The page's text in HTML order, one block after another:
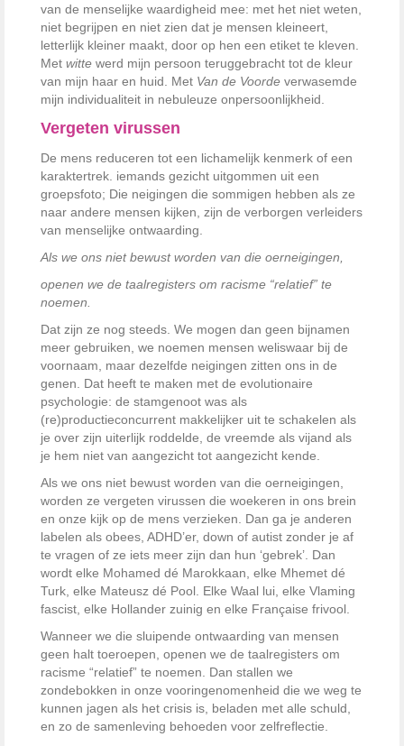
van de menselijke waardigheid mee: met het niet weten,
niet begrijpen en niet zien dat je mensen kleineert,
letterlijk kleiner maakt, door op hen een etiket te kleven.
Met witte werd mijn persoon teruggebracht tot de kleur
van mijn haar en huid. Met Van de Voorde verwasemde
mijn individualiteit in nebuleuze onpersoonlijkheid.
Vergeten virussen
De mens reduceren tot een lichamelijk kenmerk of een
karaktertrek. iemands gezicht uitgommen uit een
groepsfoto; Die neigingen die sommigen hebben als ze
naar andere mensen kijken, zijn de verborgen verleiders
van menselijke ontwaarding.
Als we ons niet bewust worden van die oerneigingen,
openen we de taalregisters om racisme “relatief” te
noemen.
Dat zijn ze nog steeds. We mogen dan geen bijnamen
meer gebruiken, we noemen mensen weliswaar bij de
voornaam, maar dezelfde neigingen zitten ons in de
genen. Dat heeft te maken met de evolutionaire
psychologie: de stamgenoot was als
(re)productieconcurrent makkelijker uit te schakelen als
je over zijn uiterlijk roddelde, de vreemde als vijand als
je hem niet van aangezicht tot aangezicht kende.
Als we ons niet bewust worden van die oerneigingen,
worden ze vergeten virussen die woekeren in ons brein
en onze kijk op de mens verzieken. Dan ga je anderen
labelen als obees, ADHD’er, down of autist zonder je af
te vragen of ze iets meer zijn dan hun ‘gebrek’. Dan
wordt elke Mohamed dé Marokkaan, elke Mhemet dé
Turk, elke Mateusz dé Pool. Elke Waal lui, elke Vlaming
fascist, elke Hollander zuinig en elke Française frivool.
Wanneer we die sluipende ontwaarding van mensen
geen halt toeroepen, openen we de taalregisters om
racisme “relatief” te noemen. Dan stallen we
zondebokken in onze vooringenomenheid die we weg te
kunnen jagen als het crisis is, beladen met alle schuld,
en zo de samenleving behoeden voor zelfreflectie.